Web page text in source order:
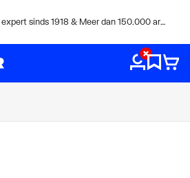
De expert sinds 1918 & Meer dan 150.000 artikelen